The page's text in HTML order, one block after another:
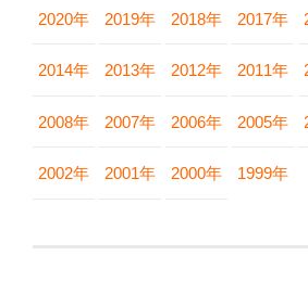
2020年 2019年 2018年 2017年
2014年 2013年 2012年 2011年
2008年 2007年 2006年 2005年
2002年 2001年 2000年 1999年